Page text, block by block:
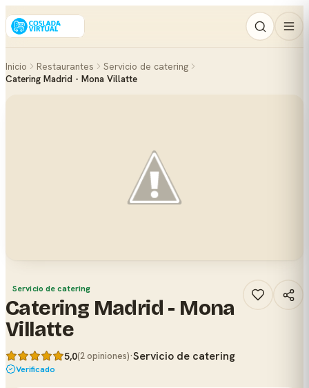
Inicio Restaurantes
Servicio de catering
Catering Madrid - Mona Villatte
Servicio de catering
Catering Madrid - Mona
Villatte
5,0(2 opiniones)·Servicio de catering
Verificado